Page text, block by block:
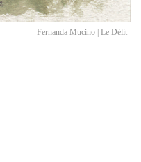
Fernanda Mucino | Le Délit